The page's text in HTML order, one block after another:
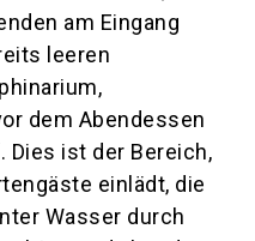
am Eingang
leeren
dem Abendessen
Dies ist der Bereich,
einlädt, die
Wasser durch